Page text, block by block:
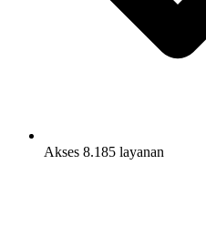
Akses 8.185 layanan